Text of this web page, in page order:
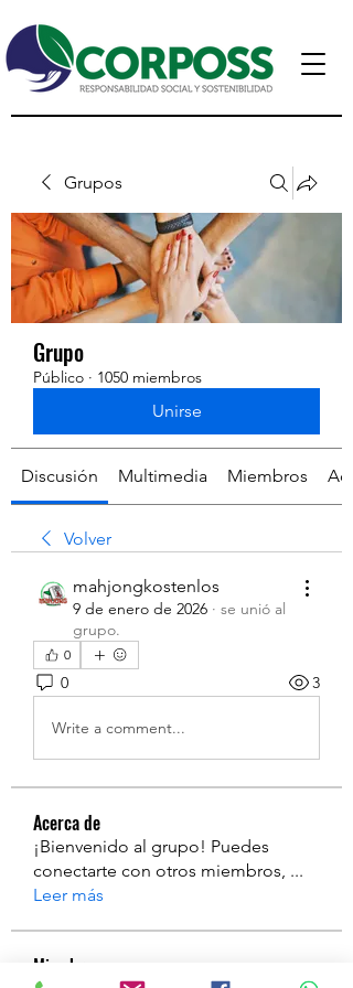
Grupos
Grupo
Público · 1050 miembros
Unirse
Discusión Multimedia Miembros
Volver
mahjongkostenlos
9 de enero de 2026 · se unió al
grupo.
0
0 3
Write a comment...
Acerca de
¡Bienvenido al grupo! Puedes
conectarte con otros miembros, ...
Leer más
Miembros